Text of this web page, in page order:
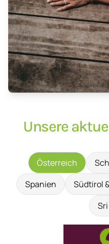
Unsere
Österreich
Spanien
Südtirol